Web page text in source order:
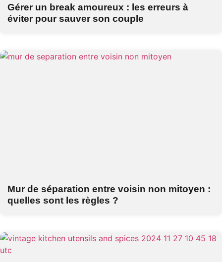
Gérer un break amoureux : les erreurs à
éviter pour sauver son couple
Mur de séparation entre voisin non mitoyen :
quelles sont les règles ?